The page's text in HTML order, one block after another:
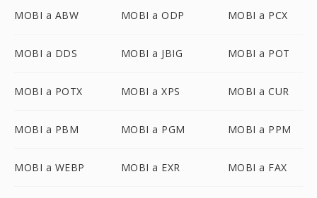
MOBI a ABW MOBI a ODP MOBI a PCX
MOBI a DDS MOBI a JBIG MOBI a POT
MOBI a POTX MOBI a XPS MOBI a CUR
MOBI a PBM MOBI a PGM MOBI a PPM
MOBI a WEBP MOBI a EXR MOBI a FAX